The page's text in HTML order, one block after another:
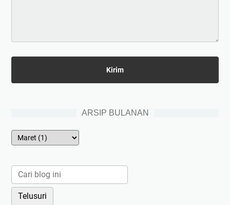
ARSIP BULANAN